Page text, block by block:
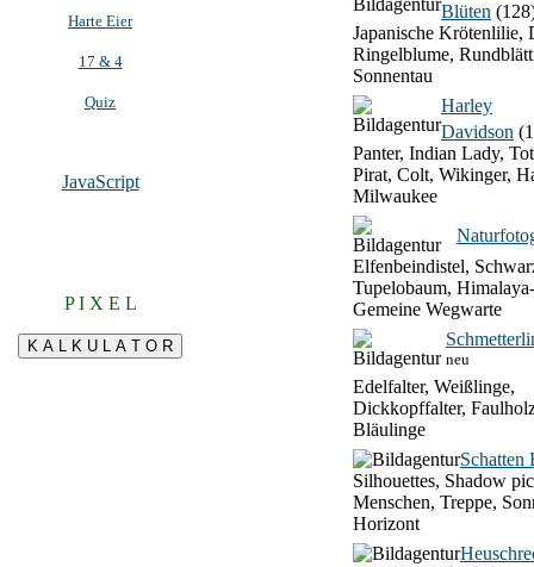
Harte Eier
17 & 4
Quiz
JavaScript
P I X E L
Blüten
Japanische Krötenlilie,
Ringelblume,
Sonnentau
Harley
Davidson
Panter, Indian Lady,
Pirat, Colt, Wikinger,
Milwaukee
Elfenbeindistel,
Tupelobaum,
Gemeine Wegwarte
neu
Edelfalter, Weißlinge,
Dickkopffalter,
Bläulinge
Schatten
Silhouettes, Shadow
Menschen, Treppe,
Horizont